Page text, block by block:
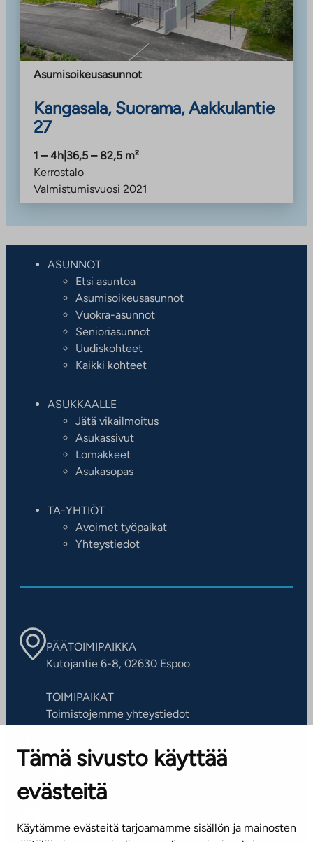
Tämä sivusto käyttää
evästeitä
Käytämme evästeitä tarjoamamme sisällön ja mainosten
Asumisoikeusasunnot
Kangasala, Suorama, Aakkulantie
27
1 – 4h 36,5 – 82,5 m²
Kerrostalo
Valmistumisvuosi 2021
ASUNNOT
Etsi asuntoa
Asumisoikeusasunnot
Vuokra-asunnot
Senioriasunnot
Uudiskohteet
Kaikki kohteet
ASUKKAALLE
Jätä vikailmoitus
Asukassivut
Lomakkeet
Asukasopas
TA-YHTIÖT
Avoimet työpaikat
Yhteystiedot
PÄÄTOIMIPAIKKA
Kutojantie 6-8, 02630 Espoo
TOIMIPAIKAT
Toimistojemme yhteystiedot
ASIAKASPALVELUKESKUS
Puh. 045 7734 3777
(arkisin klo 8-16)
info@ta.fi